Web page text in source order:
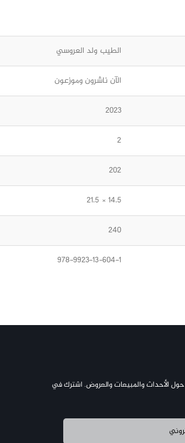
الطيب ولد العروسي
الآن ناشرون وموزعون
2023
2
202
14.5 × 21.5
240
978-9923-13-604-1
الأحداث والمبيعات والعروض. اشترك في